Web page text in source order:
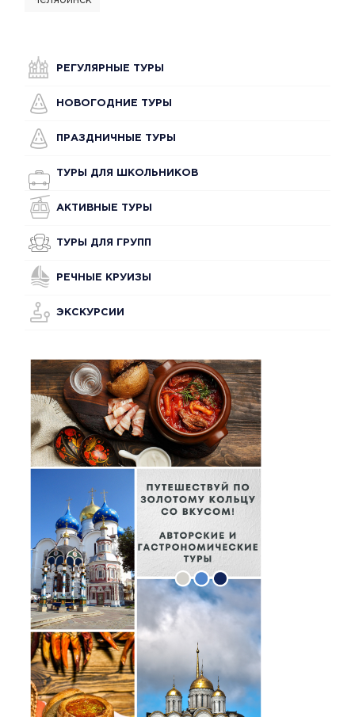
РЕГУЛЯРНЫЕ ТУРЫ
НОВОГОДНИЕ ТУРЫ
ПРАЗДНИЧНЫЕ ТУРЫ
ТУРЫ ДЛЯ ШКОЛЬНИКОВ
АКТИВНЫЕ ТУРЫ
ТУРЫ ДЛЯ ГРУПП
РЕЧНЫЕ КРУИЗЫ
ЭКСКУРСИИ